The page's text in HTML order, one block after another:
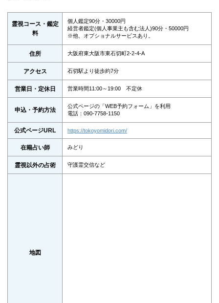
霊視コース・鑑定
料
個人鑑定90分・30000円
経営者鑑定(個人事業主も含む法人)90分・50000円
※他、オプショナルサービスあり。
住所 大阪府東大阪市東石切町2-2-4-A
アクセス 石切駅より徒歩約7分
営業日・定休日 営業時間11:00～19:00 不定休
申込・予約方法
公式ページの「WEB予約フォーム」を利用
電話：090-7758-1150
公式ページURL https://tokoyomidori.com/
在籍占い師 みどり
霊視以外の占術 守護霊交信など
地図